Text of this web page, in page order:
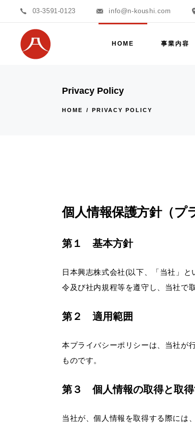
03-3591-0123 info@n-koushi.com
HOME 事業内容
ビルメンテナンス
Privacy Policy
HOME PRIVACY POLICY
個人情報保護方針（プ
第１ 基本方針
日本興志株式会社(以下、「当社」
令及び社内規程等を遵守し、当社で
第２ 適用範囲
本プライバシーポリシーは、当社が
ものです。
第３ 個人情報の取得と取得
当社が、個人情報を取得する際には